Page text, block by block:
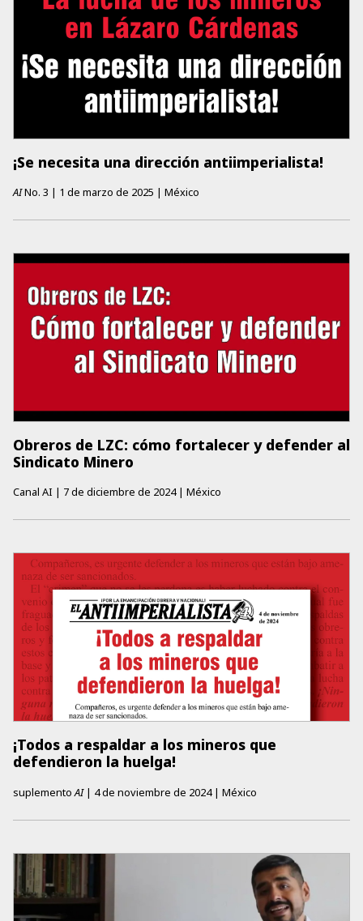
¡Se necesita una dirección antiimperialista!
AINo. 3 | 1 de marzo de 2025 | México
Obreros de LZC: cómo fortalecer y defender al
Sindicato Minero
Canal AI | 7 de diciembre de 2024 | México
¡Todos a respaldar a los mineros que
defendieron la huelga!
suplementoAI | 4 de noviembre de 2024 | México